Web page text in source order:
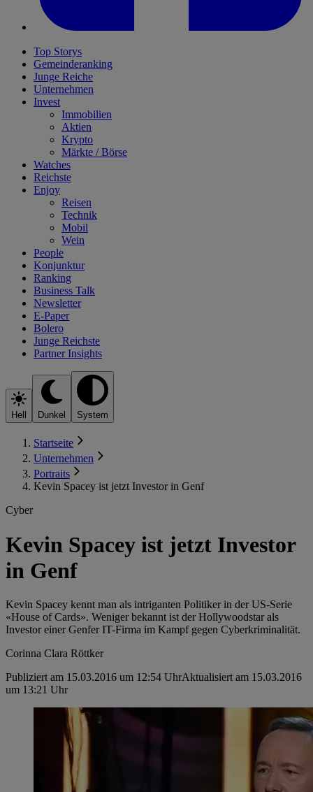
Top Storys
Gemeinderanking
Junge Reiche
Unternehmen
Invest
Immobilien
Aktien
Krypto
Märkte / Börse
Watches
Reichste
Enjoy
Reisen
Technik
Mobil
Wein
People
Konjunktur
Ranking
Business Talk
Newsletter
E-Paper
Bolero
Junge Reichste
Partner Insights
Hell Dunkel System
Startseite
Unternehmen
Portraits
Kevin Spacey ist jetzt Investor in Genf
Cyber
Kevin Spacey ist jetzt Investor
in Genf
Kevin Spacey kennt man als intriganten Politiker in der US-Serie
«House of Cards». Weniger bekannt ist der Hollywoodstar als
Investor einer Genfer IT-Firma im Kampf gegen Cyberkriminalität.
Corinna Clara Röttker
Publiziert am 15.03.2016 um 12:54 UhrAktualisiert am 15.03.2016
um 13:21 Uhr